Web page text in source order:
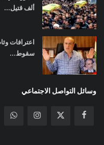
ألف قتيل...
اعترافات
سقوط...
وسائل التواصل الاجتماعي